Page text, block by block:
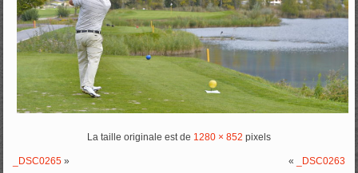
La taille originale est de 1280 × 852 pixels
_DSC0265 » « _DSC0263